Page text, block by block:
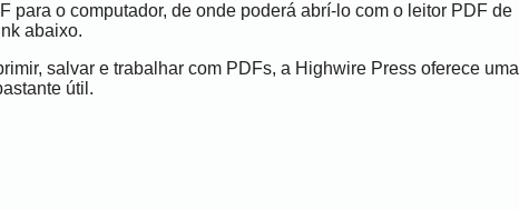
para o computador, de onde poderá abrí-lo com o leitor PDF de
abaixo.
salvar e trabalhar com PDFs, a Highwire Press oferece uma
útil.